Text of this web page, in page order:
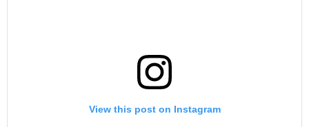
View this post on Instagram